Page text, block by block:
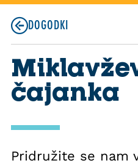
DOGODKI
čajanka
Pridružite se nam